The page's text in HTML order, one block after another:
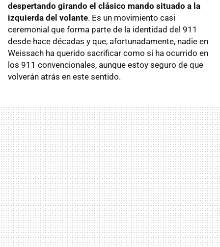
despertando girando el clásico mando situado a la
izquierda del volante. Es un movimiento casi
ceremonial que forma parte de la identidad del 911
desde hace décadas y que, afortunadamente, nadie en
Weissach ha querido sacrificar como sí ha ocurrido en
los 911 convencionales, aunque estoy seguro de que
volverán atrás en este sentido.